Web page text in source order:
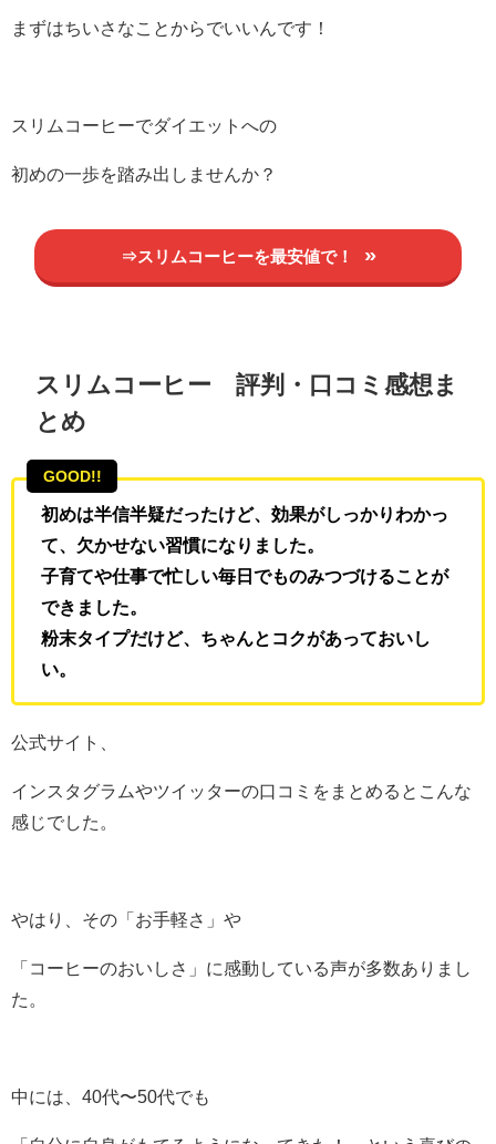
まずはちいさなことからでいいんです！
スリムコーヒーでダイエットへの
初めの一歩を踏み出しませんか？
⇒スリムコーヒーを最安値で！
スリムコーヒー評判・口コミ感想ま
とめ
GOOD!!
初めは半信半疑だったけど、効果がしっかりわかっ
て、欠かせない習慣になりました。
子育てや仕事で忙しい毎日でものみつづけることが
できました。
粉末タイプだけど、ちゃんとコクがあっておいし
い。
公式サイト、
インスタグラムやツイッターの口コミをまとめるとこんな
感じでした。
やはり、その「お手軽さ」や
「コーヒーのおいしさ」に感動している声が多数ありまし
た。
中には、40代〜50代でも